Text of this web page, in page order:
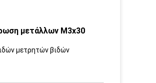
μετάλλων M3x30
μετρητών βιδών